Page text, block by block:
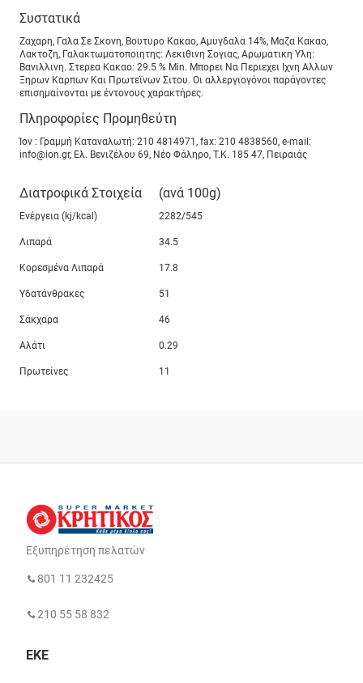
Συστατικά
Ζαχαρη, Γαλα Σε Σκονη, Βουτυρο Κακαο, Αμυγδαλα 14%, Μαζα Κακαο,
Λακτοζη, Γαλακτωματοποιητης: Λεκιθινη Σογιας, Αρωματικη Υλη:
Βανιλλινη. Στερεα Κακαο: 29.5 % Min. Μπορει Να Περιεχει Ιχνη Αλλων
Ξηρων Καρπων Και Πρωτεϊνων Σιτου. Οι αλλεργιογόνοι παράγοντες
επισημαίνονται με έντονους χαρακτήρες.
Πληροφορίες Προμηθεύτη
Ίον : Γραμμή Καταναλωτή: 210 4814971, fax: 210 4838560, e-mail:
info@ion.gr, Ελ. Βενιζέλου 69, Νέο Φάληρο, Τ.Κ. 185 47, Πειραιάς
Διατροφικά Στοιχεία (ανά 100g)
Ενέργεια (kj/kcal) 2282/545
Λιπαρά 34.5
Κορεσμένα Λιπαρά 17.8
Υδατάνθρακες 51
Σάκχαρα 46
Αλάτι 0.29
Πρωτείνες 11
Εξυπηρέτηση πελατών
801 11 232425
210 55 58 832
ΕΚΕ